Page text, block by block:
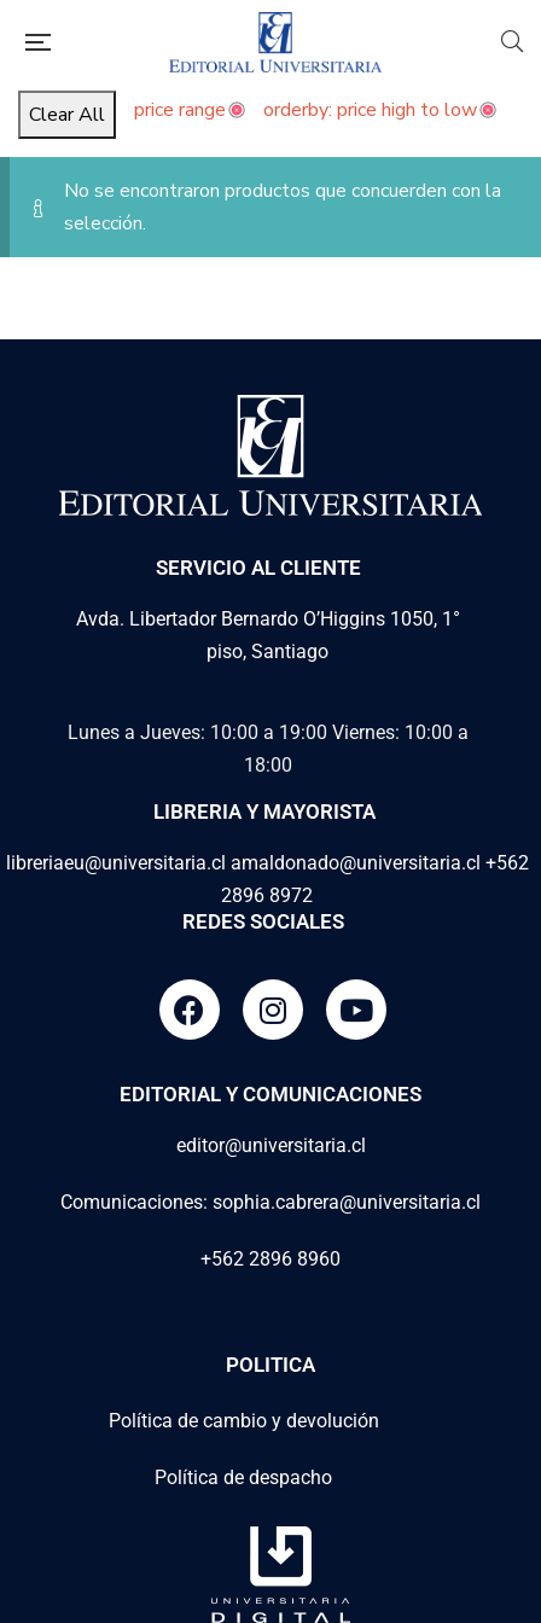
Clear All price range orderby: price high to low
No se encontraron productos que concuerden con la
selección.
SERVICIO AL CLIENTE
Avda. Libertador Bernardo O’Higgins 1050, 1°
piso, Santiago
Lunes a Jueves: 10:00 a 19:00 Viernes: 10:00 a
18:00
LIBRERIA Y MAYORISTA
libreriaeu@universitaria.cl amaldonado@universitaria.cl +562
2896 8972
REDES SOCIALES
EDITORIAL Y COMUNICACIONES
editor@universitaria.cl
Comunicaciones: sophia.cabrera@universitaria.cl
+562 2896 8960
POLITICA
Política de cambio y devolución
Política de despacho